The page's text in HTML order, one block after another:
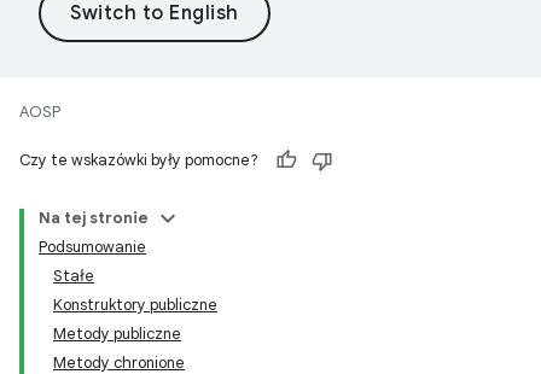
AOSP
Czy te wskazówki były pomocne?
Na tej stronie
Podsumowanie
Stałe
Konstruktory publiczne
Metody publiczne
Metody chronione